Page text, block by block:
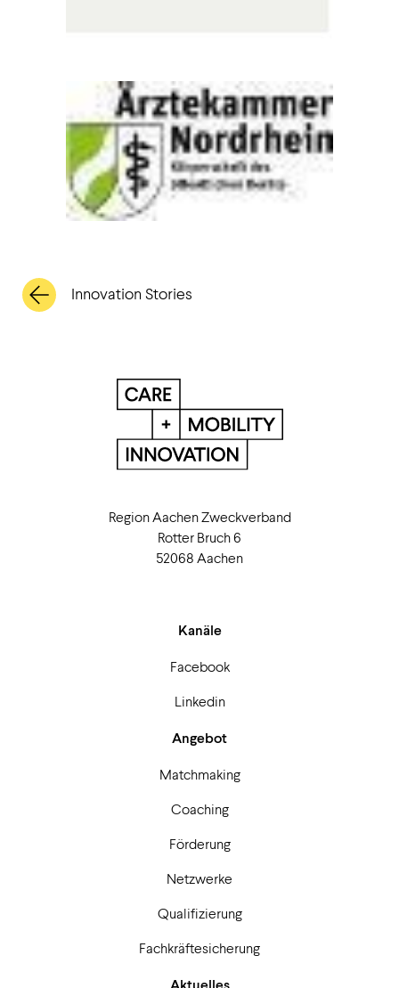
Innovation Stories
Region Aachen Zweckverband
Rotter Bruch 6
52068 Aachen
Kanäle
Facebook
Linkedin
Angebot
Matchmaking
Coaching
Förderung
Netzwerke
Qualifizierung
Fachkräftesicherung
Aktuelles